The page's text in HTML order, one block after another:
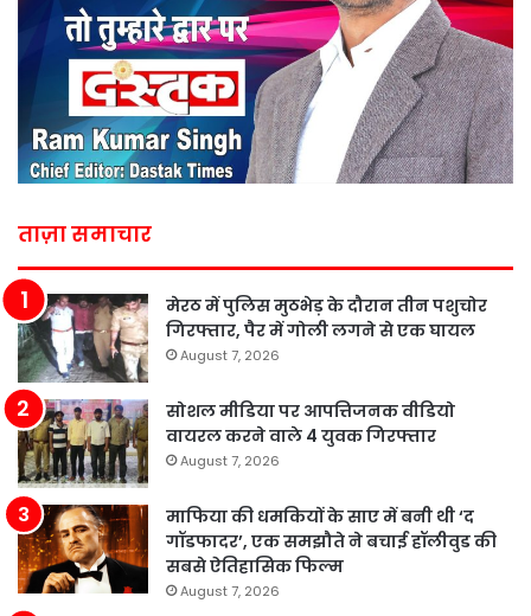
ताज़ा समाचार
मेरठ में पुलिस मुठभेड़ के दौरान तीन पशुचोर
गिरफ्तार, पैर में गोली लगने से एक घायल
August 7, 2026
सोशल मीडिया पर आपत्तिजनक वीडियो
वायरल करने वाले 4 युवक गिरफ्तार
August 7, 2026
माफिया की धमकियों के साए में बनी थी ‘द
गॉडफादर’, एक समझौते ने बचाई हॉलीवुड की
सबसे ऐतिहासिक फिल्म
August 7, 2026